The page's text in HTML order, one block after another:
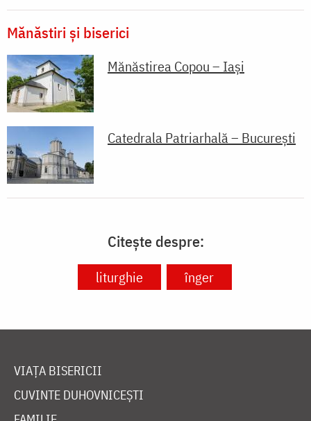
Mănăstiri și biserici
Mănăstirea Copou – Iași
Catedrala Patriarhală – București
Citește despre:
liturghie înger
VIAȚA BISERICII
CUVINTE DUHOVNICEȘTI